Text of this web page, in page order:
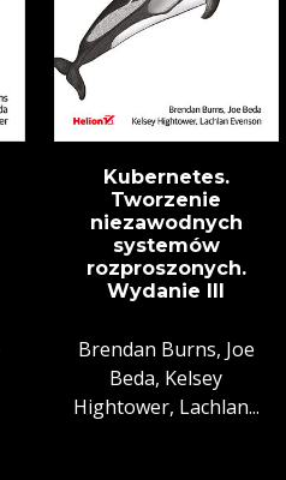
Kubernetes.
Tworzenie
niezawodnych
systemów
rozproszonych.
Wydanie III
Brendan Burns, Joe
Beda, Kelsey
Hightower, Lachlan...